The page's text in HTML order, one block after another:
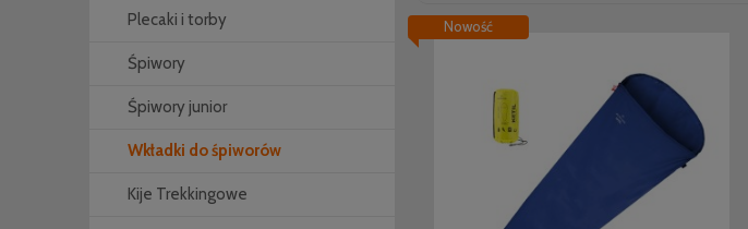
Plecaki i torby
Śpiwory
Śpiwory junior
Wkładki do śpiworów
Kije Trekkingowe
Nowość